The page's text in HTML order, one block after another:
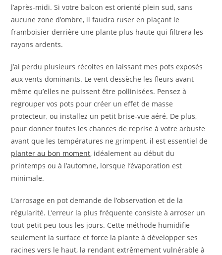
l’après-midi. Si votre balcon est orienté plein sud, sans
aucune zone d’ombre, il faudra ruser en plaçant le
framboisier derrière une plante plus haute qui filtrera les
rayons ardents.
J’ai perdu plusieurs récoltes en laissant mes pots exposés
aux vents dominants. Le vent dessèche les fleurs avant
même qu’elles ne puissent être pollinisées. Pensez à
regrouper vos pots pour créer un effet de masse
protecteur, ou installez un petit brise-vue aéré. De plus,
pour donner toutes les chances de reprise à votre arbuste
avant que les températures ne grimpent, il est essentiel de
planter au bon moment, idéalement au début du
printemps ou à l’automne, lorsque l’évaporation est
minimale.
L’arrosage en pot demande de l’observation et de la
régularité. L’erreur la plus fréquente consiste à arroser un
tout petit peu tous les jours. Cette méthode humidifie
seulement la surface et force la plante à développer ses
racines vers le haut, la rendant extrêmement vulnérable à